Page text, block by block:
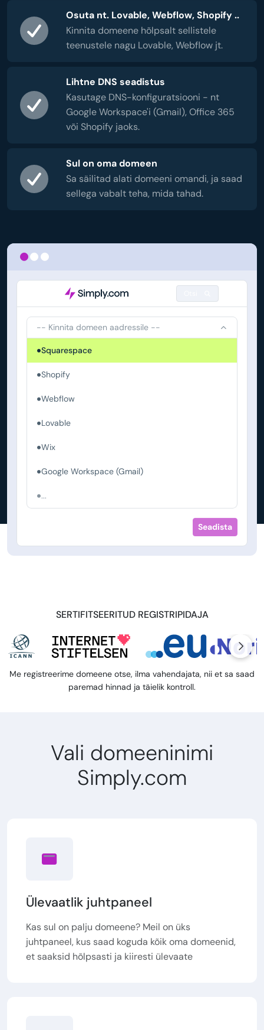
Osuta nt. Lovable, Webflow, Shopify ..
Kinnita domeene hõlpsalt sellistele
teenustele nagu Lovable, Webflow jt.
Lihtne DNS seadistus
Kasutage DNS-konfiguratsiooni - nt
Google Workspace'i (Gmail), Office 365
või Shopify jaoks.
Sul on oma domeen
Sa säilitad alati domeeni omandi, ja saad
sellega vabalt teha, mida tahad.
-- Kinnita domeen aadressile --
Squarespace
Shopify
Webflow
Lovable
Wix
Google Workspace (Gmail)
...
Seadista
SERTIFITSEERITUD REGISTRIPIDAJA
Me registreerime domeene otse, ilma vahendajata, nii et sa saad
paremad hinnad ja täielik kontroll.
Vali domeeninimi
Simply.com
Ülevaatlik juhtpaneel
Kas sul on palju domeene? Meil on üks
juhtpaneel, kus saad koguda kõik oma domeenid,
et saaksid hõlpsasti ja kiiresti ülevaate